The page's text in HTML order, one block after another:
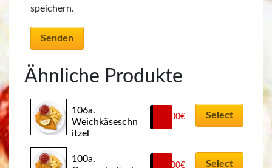
speichern.
Ähnliche Produkte
106a.
Weichkäseschn
itzel
12,00€ Select
100a.
12,00€ Select